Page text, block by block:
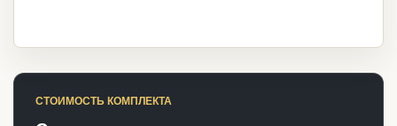
СТОИМОСТЬ КОМПЛЕКТА